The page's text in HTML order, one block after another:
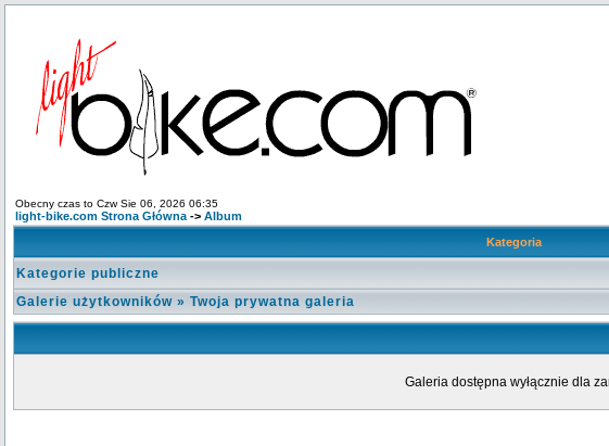
Obecny czas to Czw Sie 06, 2026 06:35
light-bike.com Strona Główna -> Album
Kategoria
Kategorie publiczne
Galerie użytkowników » Twoja prywatna galeria
Galeria dostępna wyłącznie dla